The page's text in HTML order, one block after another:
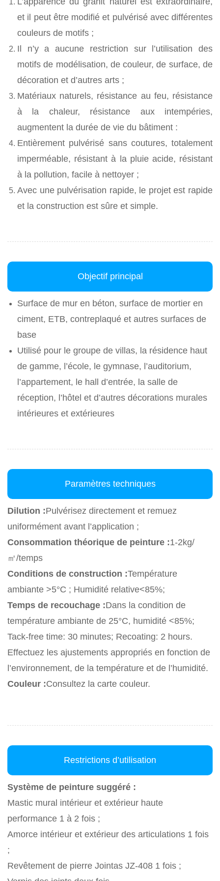
et il peut être modifié et pulvérisé avec différentes
couleurs de motifs ;
Il n’y a aucune restriction sur l’utilisation des
motifs de modélisation, de couleur, de surface, de
décoration et d’autres arts ;
Matériaux naturels, résistance au feu, résistance
à la chaleur, résistance aux intempéries,
augmentent la durée de vie du bâtiment :
Entièrement pulvérisé sans coutures, totalement
imperméable, résistant à la pluie acide, résistant
à la pollution, facile à nettoyer ;
Avec une pulvérisation rapide, le projet est rapide
et la construction est sûre et simple.
Objectif principal
Surface de mur en béton, surface de mortier en
ciment, ETB, contreplaqué et autres surfaces de
base
Utilisé pour le groupe de villas, la résidence haut
de gamme, l’école, le gymnase, l’auditorium,
l’appartement, le hall d’entrée, la salle de
réception, l’hôtel et d’autres décorations murales
intérieures et extérieures
Paramètres techniques
Dilution :Pulvérisez directement et remuez
uniformément avant l’application ;
Consommation théorique de peinture :1-2kg/
㎡/temps
Conditions de construction :Température
ambiante >5°C ; Humidité relative<85%;
Temps de recouchage :Dans la condition de
température ambiante de 25°C, humidité <85%;
Tack-free time: 30 minutes; Recoating: 2 hours.
Effectuez les ajustements appropriés en fonction de
l’environnement, de la température et de l’humidité.
Couleur :Consultez la carte couleur.
Restrictions d’utilisation
Système de peinture suggéré :
Mastic mural intérieur et extérieur haute
performance 1 à 2 fois ;
Amorce intérieur et extérieur des articulations 1 fois
;
Revêtement de pierre Jointas JZ-408 1 fois ;